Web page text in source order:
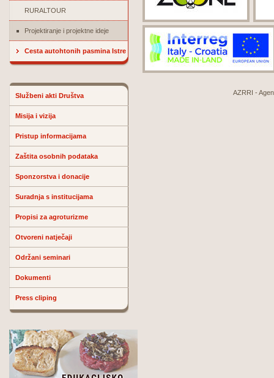
RURALTOUR
Projektiranje i projektne ideje
Cesta autohtonih pasmina Istre
Službeni akti Društva
Misija i vizija
Pristup informacijama
Zaštita osobnih podataka
Sponzorstva i donacije
Suradnja s institucijama
Propisi za agroturizme
Otvoreni natječaji
Održani seminari
Dokumenti
Press cliping
AZRRI -